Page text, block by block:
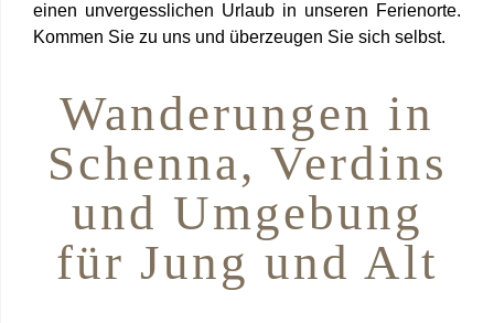
einen unvergesslichen Urlaub in unseren Ferienorte.
Kommen Sie zu uns und überzeugen Sie sich selbst.
Wanderungen in
Schenna, Verdins
und Umgebung
für Jung und Alt